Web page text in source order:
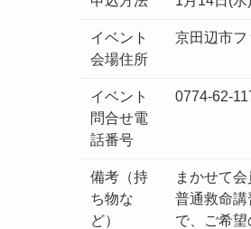
イベント
会場住所
京田辺市
イベント
問合せ電
話番号
0774-62-
備考（持
ち物な
ど）
まかせて
普通救命
で、ご希